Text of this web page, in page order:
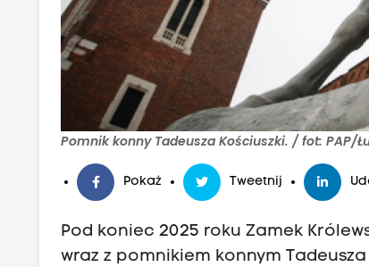
Pomnik konny Tadeusza Kościuszki. / fot: PAP/
Pokaż Tweetnij
Pod koniec 2025 roku Zamek
wraz z pomnikiem konnym